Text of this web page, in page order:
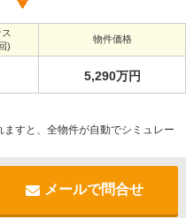
)
物件価格
5,290万円
すと、全物件が自動でシミュレー
メールで問合せ